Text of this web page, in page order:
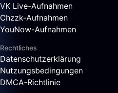
VK Live-Aufnahmen
Chzzk-Aufnahmen
YouNow-Aufnahmen
Rechtliches
Datenschutzerklärung
Nutzungsbedingungen
DMCA-Richtlinie